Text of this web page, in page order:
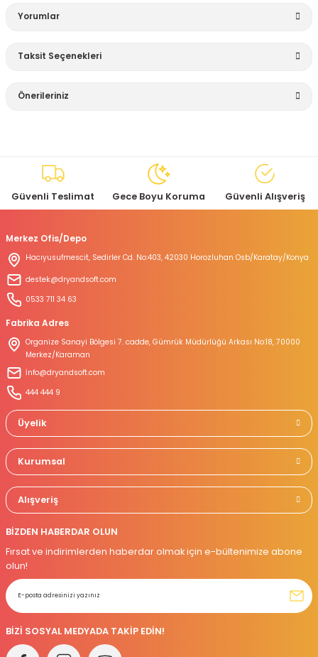
Yorumlar
Taksit Seçenekleri
Önerileriniz
kullanarak tarafımıza iletebilirsiniz.
Görüş ve önerileriniz için teşekkür ederiz.
Ürün resmi kalitesiz, bozuk veya görüntülenemiyor.
Ürün açıklamasında eksik bilgiler bulunuyor.
Güvenli Teslimat Gece Boyu Koruma Güvenli Alışveriş
Merkez Ofis/Depo
Hacıyusufmescit, Sedirler Cd. No:403, 42030 Horozluhan Osb/Karatay/Konya
destek@dryandsoft.com
0533 711 34 63
Fabrika Adres
Organize Sanayi Bölgesi 7. cadde, Gümrük Müdürlüğü Arkası No:18, 70000
Merkez/Karaman
İnfo@dryandsoft.com
444 444 9
Üyelik
Kurumsal
Alışveriş
BİZDEN HABERDAR OLUN
Fırsat ve indirimlerden haberdar olmak için e-bültenimize abone
olun!
BİZİ SOSYAL MEDYADA TAKİP EDİN!